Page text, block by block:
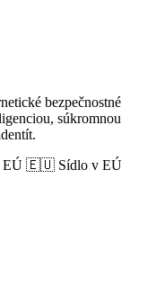
bezpečnostné
súkromnou
🇪🇺 Sídlo v EÚ